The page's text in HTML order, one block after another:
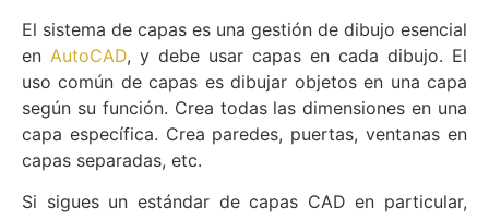
El sistema de capas es una gestión de dibujo esencial
en AutoCAD, y debe usar capas en cada dibujo. El
uso común de capas es dibujar objetos en una capa
según su función. Crea todas las dimensiones en una
capa específica. Crea paredes, puertas, ventanas en
capas separadas, etc.
Si sigues un estándar de capas CAD en particular,